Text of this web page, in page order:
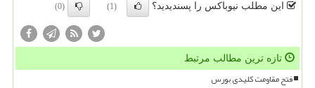
این مطلب نیوباکس را پسندیدید؟ (1)
(0)
تازه ترین مطالب مرتبط
فتح مقاومت کلیدی بورس